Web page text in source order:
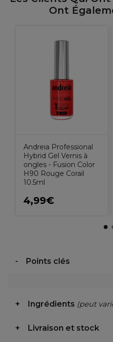
Ont
Andreia Professional
Hybrid Gel Vernis à
ongles - Fusion Color
H90 Rouge Corail
10.5ml
4,99€
Points clés
Ingrédients (peut
Livraison et stock